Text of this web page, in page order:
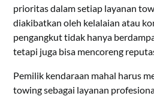
prioritas dalam setiap layanan
diakibatkan oleh kelalaian atau
pengangkut tidak hanya
tetapi juga bisa mencoreng
Pemilik kendaraan mahal harus
towing sebagai layanan